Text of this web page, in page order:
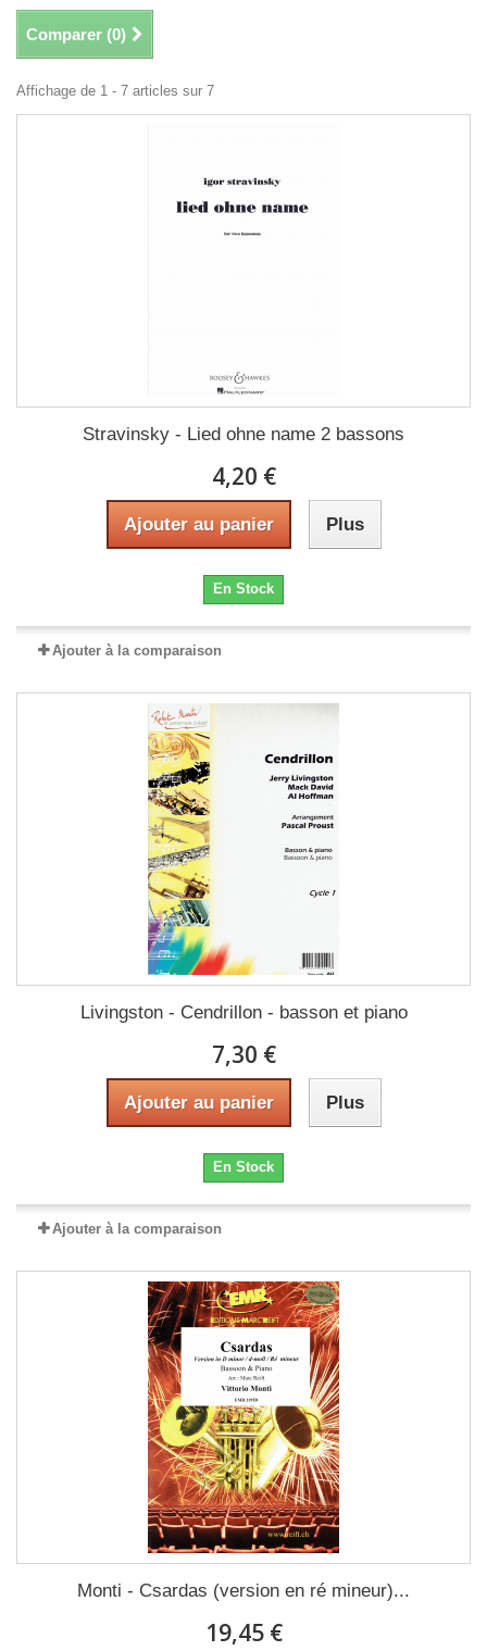
Comparer (0)
Affichage de 1 - 7 articles sur 7
Stravinsky - Lied ohne name 2 bassons
4,20 €
Ajouter au panier Plus
En Stock
Ajouter à la comparaison
Livingston - Cendrillon - basson et piano
7,30 €
Ajouter au panier Plus
En Stock
Ajouter à la comparaison
Monti - Csardas (version en ré mineur)...
19,45 €